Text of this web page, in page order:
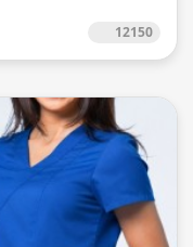
12150